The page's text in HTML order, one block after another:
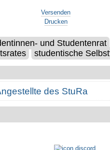
Versenden
Drucken
und Studentenrat
studentische
des StuRa